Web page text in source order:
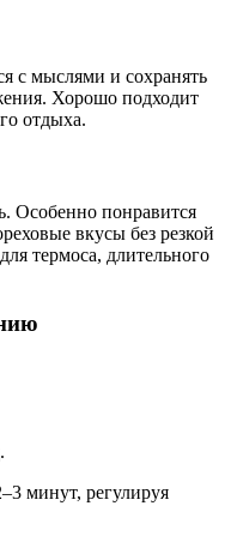
с мыслями и сохранять
Хорошо подходит
отдыха.
Особенно понравится
вкусы без резкой
термоса, длительного
минут, регулируя